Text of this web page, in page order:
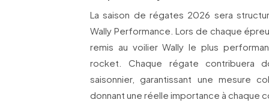
La saison de régates 2026 sera
Wally Performance. Lors de chaque
remis au voilier Wally le plus
rocket. Chaque régate contribuera
saisonnier, garantissant une mesure
donnant une réelle importance à chaque